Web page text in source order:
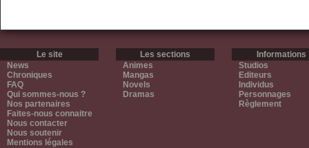
Le site
News
Chroniques
FAQ
Qui sommes-nous ?
Nos partenaires
Faites-nous connaitre
Nous contacter
Nous soutenir
Mentions légales
Les sections
Animes
Mangas
Novels
Dramas
Informations
Studios
Editeurs
Individus
Personnages
Règlement